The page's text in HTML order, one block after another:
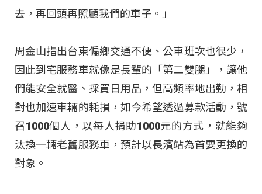
去，再回頭再照顧我們的車子。」
周金山指出台東偏鄉交通不便、公車班次也很少，
因此到宅服務車就像是長輩的「第二雙腿」，讓他
們能安全就醫、採買日用品，但高頻率地出勤，相
對也加速車輛的耗損，如今希望透過募款活動，號
召1000個人，以每人捐助1000元的方式，就能夠
汰換一輛老舊服務車，預計以長濱站為首要更換的
對象。